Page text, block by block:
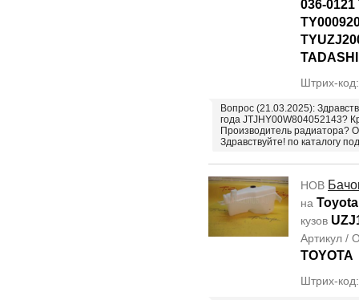
036-0121
TADASHI
Штрих-
Вопрос (21.03.2025):
года JTJHY00W804052143?
Производитель радиатора?
Здравствуйте! по каталогу
НОВ
на
кузов
Артикул /
TOYOTA
Штрих-